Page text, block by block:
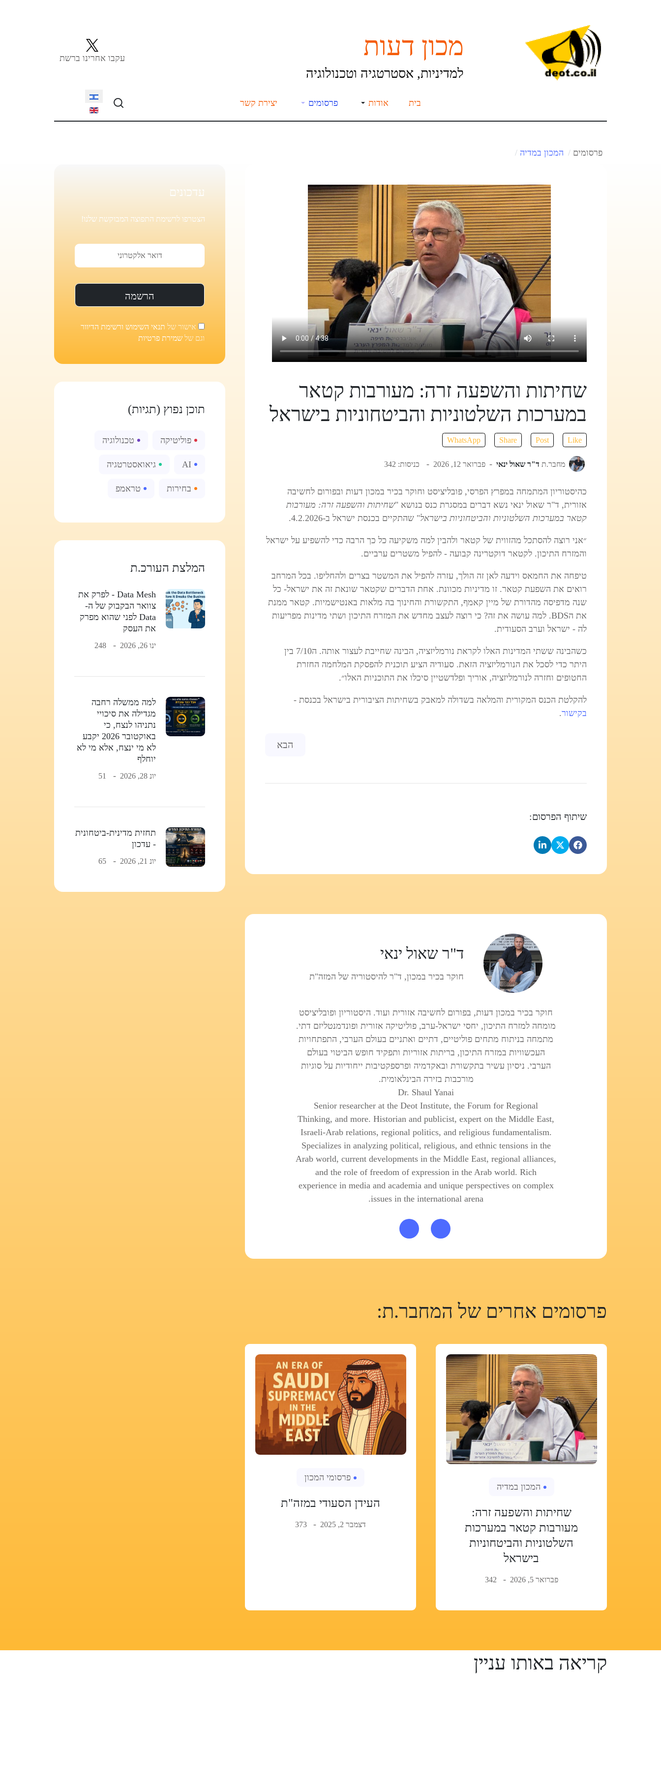
מכון דעות
למדיניות, אסטרטגיה וטכנולוגיה
עקבו אחרינו ברשת
בית אודות פרסומים יצירת קשר
Select your language
פרסומים המכון במדיה
שחיתות והשפעה זרה: מעורבות קטאר
במערכות השלטוניות והביטחוניות בישראל
Like
Post
Share
WhatsApp
מחבר.ת ד"ר שאול ינאי פברואר 12, 2026 כניסות: 342
כהיסטוריון המתמחה במפרץ הפרסי, פובליציסט וחוקר בכיר במכון דעות ובפורום לחשיבה
אזורית, ד"ר שאול ינאי נשא דברים במסגרת כנס בנושא "שחיתות והשפעה זרה: מעורבות
קטאר במערכות השלטוניות והביטחוניות בישראל" שהתקיים בכנסת ישראל ב-4.2.2026.
״אני רוצה להסתכל מהזווית של קטאר ולהבין למה משקיעה כל כך הרבה כדי להשפיע על ישראל
והמזרח התיכון. לקטאר דוקטרינה קבועה - להפיל משטרים ערביים.
טיפחה את החמאס וידעה לאן זה הולך, עזרה להפיל את המשטר בצרים ולהחליפו. בכל המרחב
רואים את השפעת קטאר. זו מדיניות מכוונת. אחת הדברים שקטאר שונאת זה את ישראל- כל
שנה מדפיסה מהדורת של מיין קאמף, התקשורת והחינוך בה מלאות באנטישמיות. קטאר ממנת
את הBDS. למה עושה את זה? כי רוצה לעצב מחדש את המזרח התיכון ושתי מדינות מפריעות
לה - ישראל וערב הסעודית.
כשהבינה ששתי המדינות האלו לקראת נורמליזציה, הבינה שחייבת לעצור אותה. ה7/10 בין
היתר כדי לסכל את הנורמליזציה הזאת. סעודיה הציע תוכנית להפסקת המלחמה החזרת
החטופים וחזרה לנורמליזציה, אוריך ופלדשטיין סיכלו את התוכניות האלו״.
להקלטת הכנס המקורית והמלאה בשדולה למאבק בשחיתות הציבורית בישראל בכנסת -
בקישור.
Next article: על הצעת חמאס לעסקה כוללת, הח'ותים ומעמד ישראל בעולם - ראיון 3.9.25 בגלי צה"ל
הבא
שיתוף הפרסום:
ד"ר שאול ינאי
חוקר בכיר במכון, ד"ר להיסטוריה של המזה"ת
חוקר בכיר במכון דעות, בפורום לחשיבה אזורית ועוד. היסטוריון ופובליציסט
מומחה למזרח התיכון, יחסי ישראל-ערב, פוליטיקה אזורית ופונדמנטליזם דתי.
מתמחה בניתוח מתחים פוליטיים, דתיים ואתניים בעולם הערבי, התפתחויות
העכשוויות במזרח התיכון, בריתות אזוריות ותפקיד חופש הביטוי בעולם
הערבי. ניסיון עשיר בתקשורת ובאקדמיה ופרספקטיבות ייחודיות על סוגיות
מורכבות בזירה הבינלאומית.
Dr. Shaul Yanai
Senior researcher at the Deot Institute, the Forum for Regional
Thinking, and more. Historian and publicist, expert on the Middle East,
Israeli-Arab relations, regional politics, and religious fundamentalism.
Specializes in analyzing political, religious, and ethnic tensions in the
Arab world, current developments in the Middle East, regional alliances,
and the role of freedom of expression in the Arab world. Rich
experience in media and academia and unique perspectives on complex
issues in the international arena.
פרסומים אחרים של המחבר.ת:
המכון במדיה
שחיתות והשפעה זרה:
מעורבות קטאר במערכות
השלטוניות והביטחוניות
בישראל
פברואר 5, 2026 342
פרסומי המכון
העידן הסעודי במזה"ת
דצמבר 2, 2025 373
עדכונים
הצטרפו לרשימת התפוצה המבוקשת שלנו!
אישור של תנאי השימוש ורשימת הדיוור
וגם של שמירת פרטיות
תוכן נפוץ (תגיות)
פוליטיקה טכנולוגיה
AI גיאואסטרטגיה
בחירות טראמפ
המלצת העורכ.ת
Data Mesh - לפרק את
צוואר הבקבוק של ה-
Data לפני שהוא מפרק
את העסק
ינו 26, 2026 248
למה ממשלה רחבה
מגדילה את סיכויי
נתניהו לנצח, כי
באוקטובר 2026 יקבע
לא מי ינצח, אלא מי לא
יוחלף
יונ 28, 2026 51
תחזית מדינית-ביטחונית
- עדכון
יונ 21, 2026 65
קריאה באותו עניין